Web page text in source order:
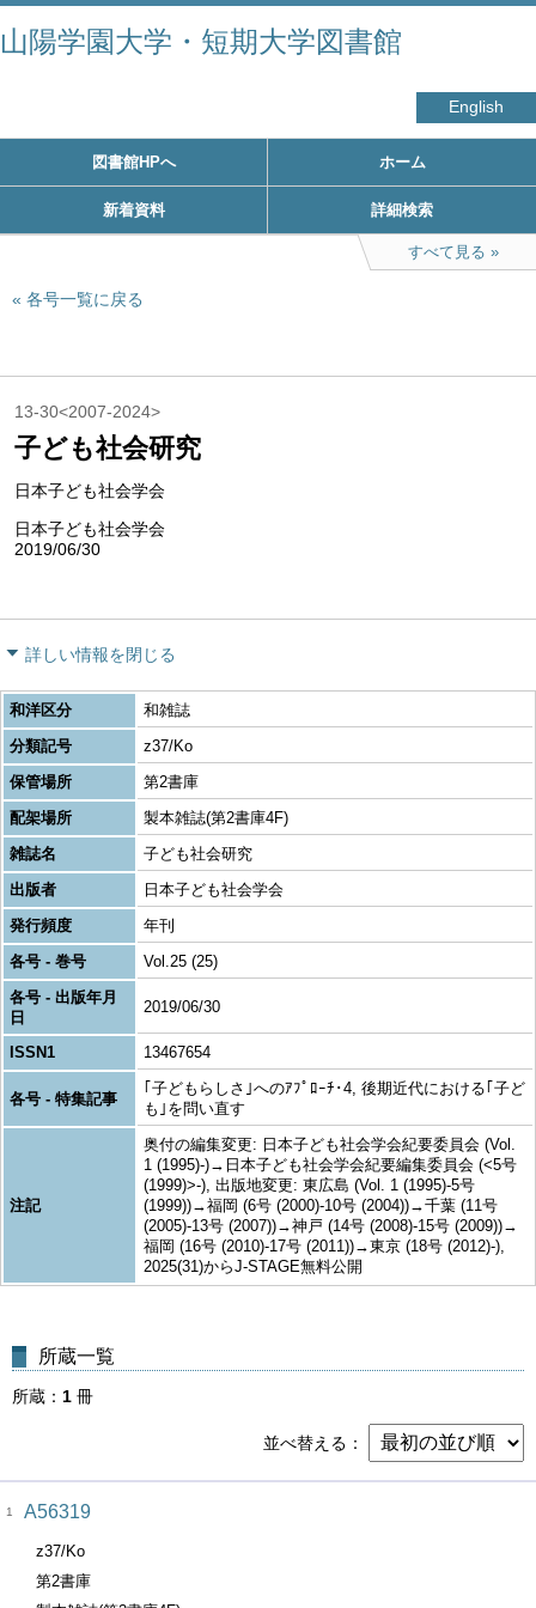
山陽学園大学・短期大学図書館
English
図書館HPへ ホーム
新着資料 詳細検索
すべて見る
各号一覧に戻る
13-30<2007-2024>
子ども社会研究
日本子ども社会学会
日本子ども社会学会
2019/06/30
詳しい情報を閉じる
和洋区分
和雑誌
分類記号
z37/Ko
保管場所
第2書庫
配架場所
製本雑誌(第2書庫4F)
雑誌名
子ども社会研究
出版者
日本子ども社会学会
発行頻度
年刊
各号 - 巻号
Vol.25 (25)
各号 - 出版年月
日
2019/06/30
ISSN1 13467654
各号 - 特集記事
｢子どもらしさ｣へのｱﾌﾟﾛｰﾁ･4, 後期近代における｢子ど
も｣を問い直す
注記
奥付の編集変更: 日本子ども社会学会紀要委員会 (Vol.
1 (1995)-)→日本子ども社会学会紀要編集委員会 (<5号
(1999)>-), 出版地変更: 東広島 (Vol. 1 (1995)-5号
(1999))→福岡 (6号 (2000)-10号 (2004))→千葉 (11号
(2005)-13号 (2007))→神戸 (14号 (2008)-15号 (2009))→
福岡 (16号 (2010)-17号 (2011))→東京 (18号 (2012)-),
2025(31)からJ-STAGE無料公開
所蔵一覧
所蔵 1 冊
並べ替える
1 A56319
z37/Ko
第2書庫